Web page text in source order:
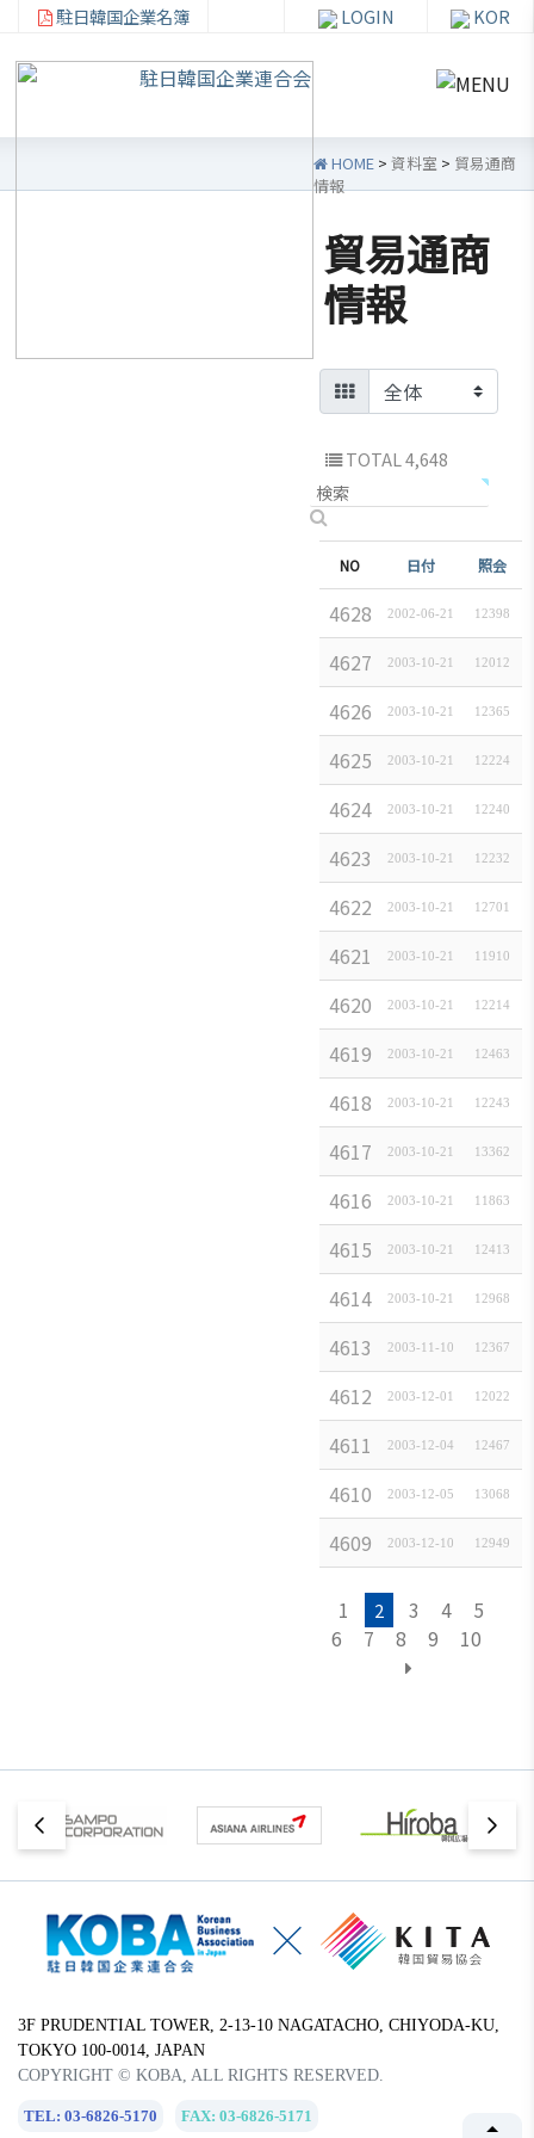
分科委
員会
クラブ
（同好
会員社
動靜
会員社
からの
お知ら
会員社
インタ
ー/寄
資
料
せ・イ
商情報
セミナ
ー
イベン
ト写真
韓企連
ニュー
スレタ
ー
日本生
活・便
利情報
関連機
関
サイト
マップ
駐日韓国企業名簿 KOR
LOGIN
HOME > 資料室 > 貿易通商
情報
貿易通商
情報
TOTAL 4,648
NO 日付 照会
4628 [일본경제속보] 日,
2002-06-21 12398
4627 [일본경제속보] 일
2003-10-21 12012
4626 [일본경제속보]
2003-10-21 12365
4625 [일본경제속보] 日
2003-10-21 12224
4624 [일본경제속보] 日
2003-10-21 12240
4623 [일본경제속보] 日
2003-10-21 12232
4622 [일본경제속보] 일
2003-10-21 12701
4621 [일본경제속보] 일
2003-10-21 11910
4620 [일본경제속보] 日
2003-10-21 12214
4619 [일본경제속보] 일
2003-10-21 12463
4618 [일본경제속보] 日
2003-10-21 12243
4617 [일본경제속보] 日
2003-10-21 13362
4616 [일본경제속보] 일
2003-10-21 11863
4615 [일본경제속보] 일
2003-10-21 12413
4614 [일본경제속보] 일
2003-10-21 12968
4613 [일본경제속보] 일
2003-11-10 12367
4612 [일본경제속보] 일
2003-12-01 12022
4611 [일본경제속보] 한
2003-12-04 12467
4610 [일본경제속보] 日
2003-12-05 13068
4609 [일본경제속보] 왜
2003-12-10 12949
1 2 3 4
5
6
7 8 9 10
3F PRUDENTIAL TOWER, 2-13-10 NAGATACHO, CHIYODA-KU,
TOKYO 100-0014, JAPAN
COPYRIGHT © KOBA, ALL RIGHTS RESERVED.
TEL: 03-6826-5170 FAX: 03-6826-5171